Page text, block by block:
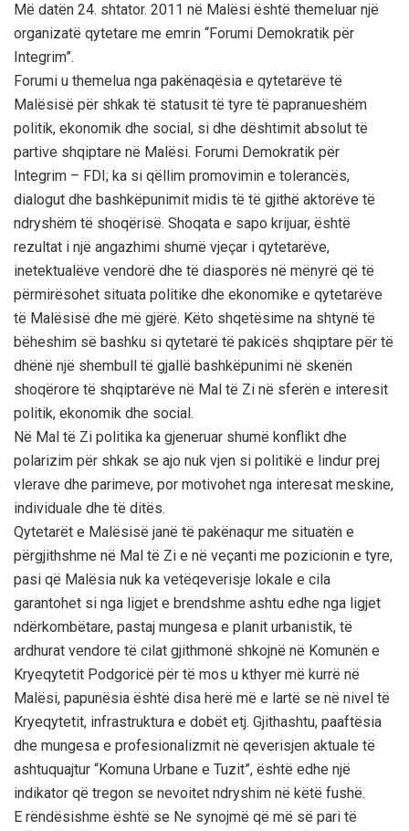
Më datën 24. shtator. 2011 në Malësi është themeluar një
organizatë qytetare me emrin “Forumi Demokratik për
Integrim”.
Forumi u themelua nga pakënaqësia e qytetarëve të
Malësisë për shkak të statusit të tyre të papranueshëm
politik, ekonomik dhe social, si dhe dështimit absolut të
partive shqiptare në Malësi. Forumi Demokratik për
Integrim – FDI; ka si qëllim promovimin e tolerancës,
dialogut dhe bashkëpunimit midis të të gjithë aktorëve të
ndryshëm të shoqërisë. Shoqata e sapo krijuar, është
rezultat i një angazhimi shumë vjeçar i qytetarëve,
inetektualëve vendorë dhe të diasporës në mënyrë që të
përmirësohet situata politike dhe ekonomike e qytetarëve
të Malësisë dhe më gjërë. Këto shqetësime na shtynë të
bëheshim së bashku si qytetarë të pakicës shqiptare për të
dhënë një shembull të gjallë bashkëpunimi në skenën
shoqërore të shqiptarëve në Mal të Zi në sferën e interesit
politik, ekonomik dhe social.
Në Mal të Zi politika ka gjeneruar shumë konflikt dhe
polarizim për shkak se ajo nuk vjen si politikë e lindur prej
vlerave dhe parimeve, por motivohet nga interesat meskine,
individuale dhe të ditës.
Qytetarët e Malësisë janë të pakënaqur me situatën e
përgjithshme në Mal të Zi e në veçanti me pozicionin e tyre,
pasi që Malësia nuk ka vetëqeverisje lokale e cila
garantohet si nga ligjet e brendshme ashtu edhe nga ligjet
ndërkombëtare, pastaj mungesa e planit urbanistik, të
ardhurat vendore të cilat gjithmonë shkojnë në Komunën e
Kryeqytetit Podgoricë për të mos u kthyer më kurrë në
Malësi, papunësia është disa herë më e lartë se në nivel të
Kryeqytetit, infrastruktura e dobët etj. Gjithashtu, paaftësia
dhe mungesa e profesionalizmit në qeverisjen aktuale të
ashtuquajtur “Komuna Urbane e Tuzit”, është edhe një
indikator që tregon se nevoitet ndryshim në këtë fushë.
E rëndësishme është se Ne synojmë që më së pari të